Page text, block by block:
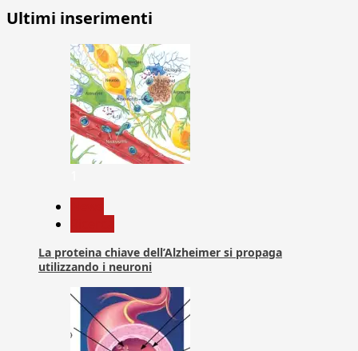
Ultimi inserimenti
La proteina chiave dell’Alzheimer si propaga
utilizzando i neuroni